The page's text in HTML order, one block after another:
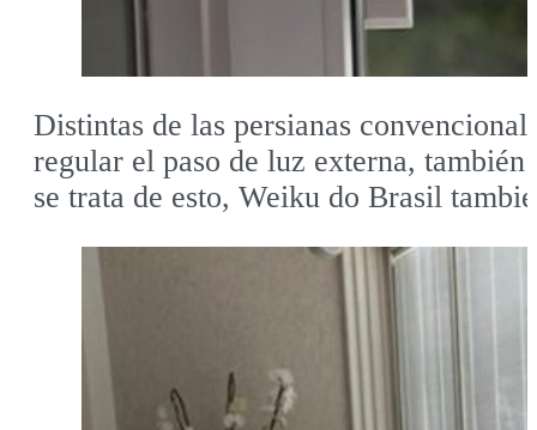
Distintas de las persianas
regular el paso de luz externa,
se trata de esto, Weiku do Brasil